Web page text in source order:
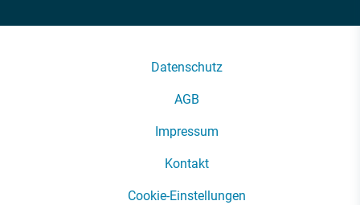
Datenschutz
AGB
Impressum
Kontakt
Cookie-Einstellungen